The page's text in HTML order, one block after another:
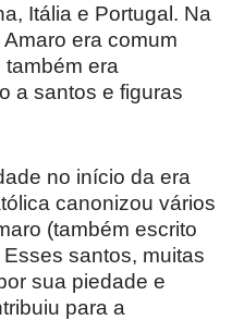
Itália e Portugal. Na
era comum
era
a santos e figuras
no início da era
canonizou vários
(também escrito
santos, muitas
sua piedade e
para a